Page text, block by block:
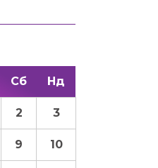
Сб Нд
2 3
9 10